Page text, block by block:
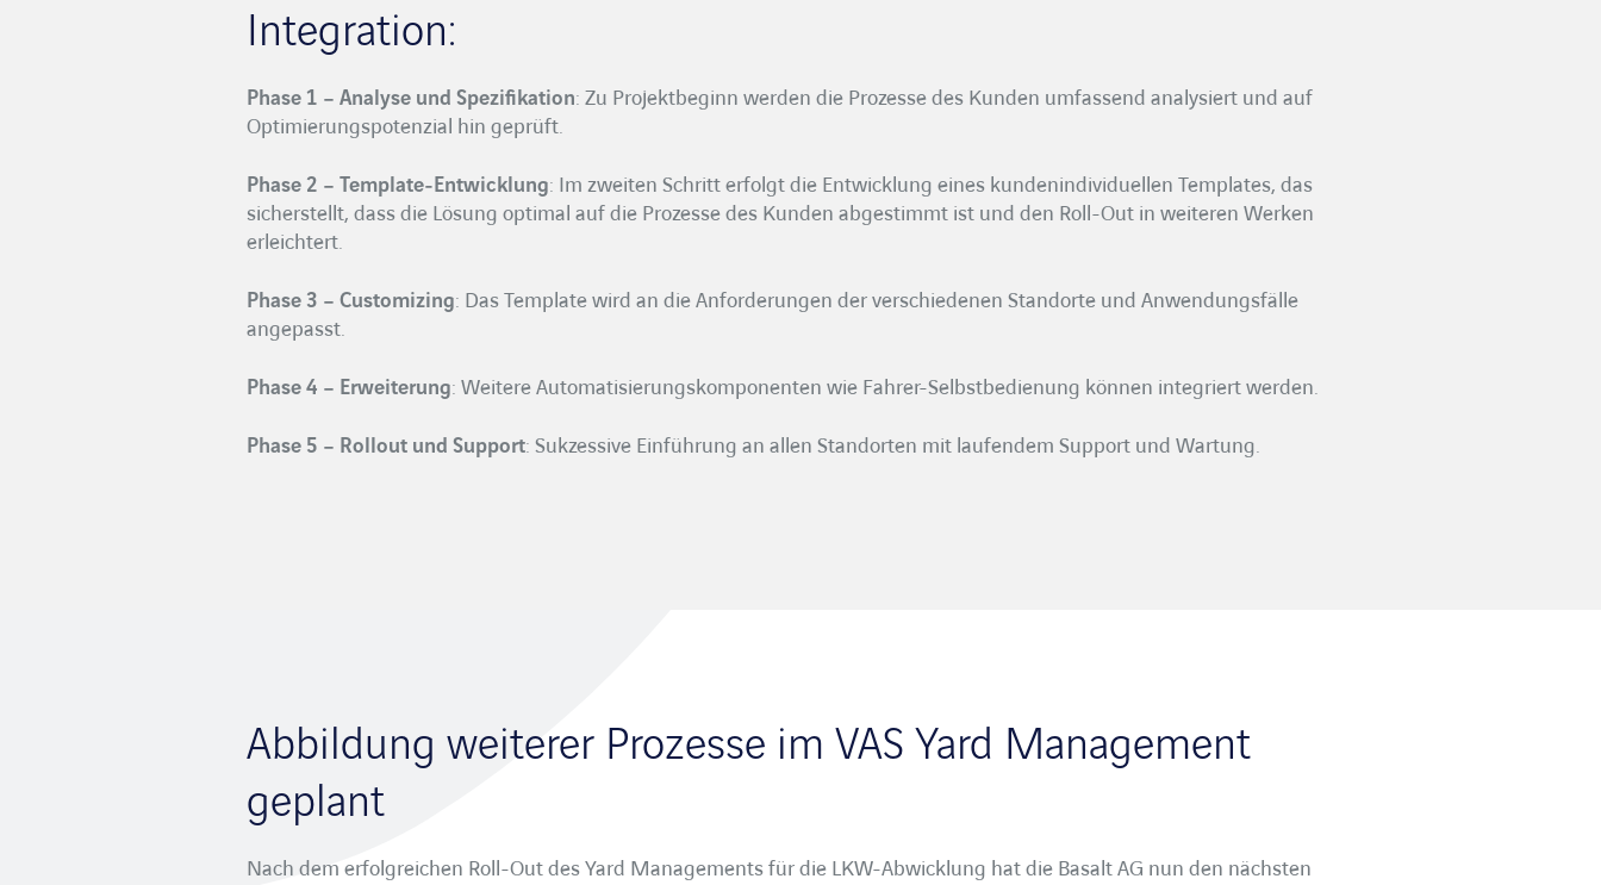
Integration:
Phase 1 – Analyse und Spezifikation: Zu Projektbeginn werden die Prozesse des Kunden umfassend analysiert und auf
Optimierungspotenzial hin geprüft.
Phase 2 – Template-Entwicklung: Im zweiten Schritt erfolgt die Entwicklung eines kundenindividuellen Templates, das
sicherstellt, dass die Lösung optimal auf die Prozesse des Kunden abgestimmt ist und den Roll-Out in weiteren Werken
erleichtert.
Phase 3 – Customizing: Das Template wird an die Anforderungen der verschiedenen Standorte und Anwendungsfälle
angepasst.
Phase 4 – Erweiterung: Weitere Automatisierungskomponenten wie Fahrer-Selbstbedienung können integriert werden.
Phase 5 – Rollout und Support: Sukzessive Einführung an allen Standorten mit laufendem Support und Wartung.
Abbildung weiterer Prozesse im VAS Yard Management
geplant
Nach dem erfolgreichen Roll-Out des Yard Managements für die LKW-Abwicklung hat die Basalt AG nun den nächsten